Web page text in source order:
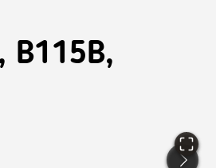
B115B,